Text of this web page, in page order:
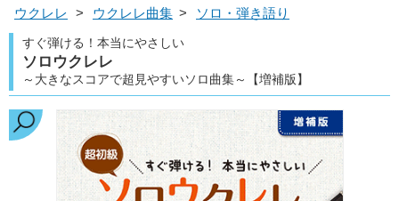
ウクレレ > ウクレレ曲集 > ソロ・弾き語り
すぐ弾ける！本当にやさしい
ソロウクレレ
～大きなスコアで超見やすいソロ曲集～【増補版】